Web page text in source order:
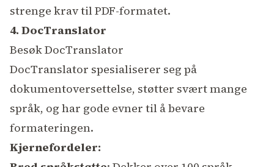
strenge krav til PDF-formatet.
4. DocTranslator
Besøk DocTranslator
DocTranslator spesialiserer seg på
dokumentoversettelse, støtter svært mange
språk, og har gode evner til å bevare
formateringen.
Kjernefordeler: